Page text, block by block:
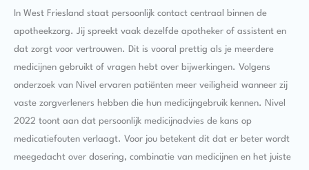
In West Friesland staat persoonlijk contact centraal binnen de
apotheekzorg. Jij spreekt vaak dezelfde apotheker of assistent en
dat zorgt voor vertrouwen. Dit is vooral prettig als je meerdere
medicijnen gebruikt of vragen hebt over bijwerkingen. Volgens
onderzoek van Nivel ervaren patiënten meer veiligheid wanneer zij
vaste zorgverleners hebben die hun medicijngebruik kennen. Nivel
2022 toont aan dat persoonlijk medicijnadvies de kans op
medicatiefouten verlaagt. Voor jou betekent dit dat er beter wordt
meegedacht over dosering, combinatie van medicijnen en het juiste